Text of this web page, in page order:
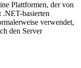
Plattformen, der von
basierten
verwendet,
den Server